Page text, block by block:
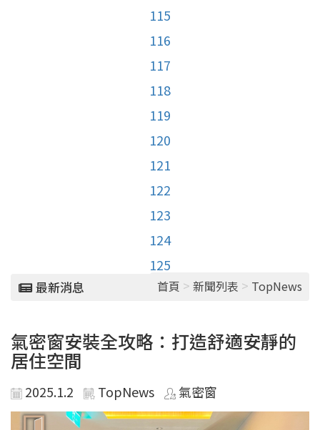
115
116
117
118
119
120
121
122
123
124
125
最新消息 首頁 > 新聞列表 > TopNews
氣密窗安裝全攻略：打造舒適安靜的
居住空間
2025.1.2 TopNews 氣密窗